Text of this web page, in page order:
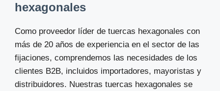
hexagonales
Como proveedor líder de tuercas hexagonales con
más de 20 años de experiencia en el sector de las
fijaciones, comprendemos las necesidades de los
clientes B2B, incluidos importadores, mayoristas y
distribuidores. Nuestras tuercas hexagonales se